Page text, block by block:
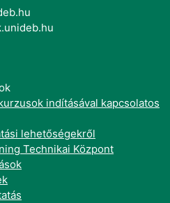
indításával kapcsolatos
lehetőségekről
Technikai Központ